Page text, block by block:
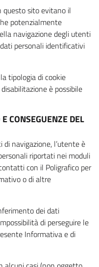
questo sito evitano il
potenzialmente
navigazione degli utenti
personali identificativi
tipologia di cookie
è possibile
CONSEGUENZE DEL
navigazione, l’utente è
riportati nei moduli
con il Poligrafico per
o di altre
dei dati
di perseguire le
Informativa e di